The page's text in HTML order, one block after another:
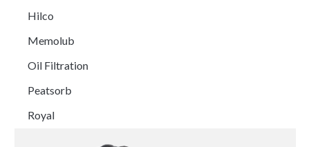
Hilco
Memolub
Oil Filtration
Peatsorb
Royal